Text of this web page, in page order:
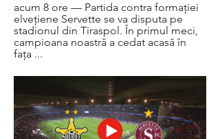
acum 8 ore — Partida contra formației
elvețiene Servette se va disputa pe
stadionul din Tiraspol. În primul meci,
campioana noastră a cedat acasă în
fața ...